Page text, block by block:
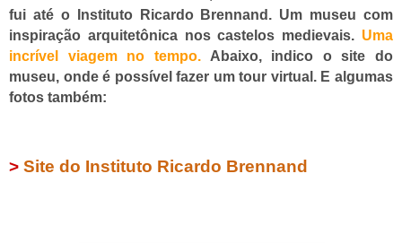
fui até o Instituto Ricardo Brennand. Um museu com
inspiração arquitetônica nos castelos medievais. Uma
incrível viagem no tempo.Abaixo, indico o site do
museu, onde é possível fazer um tour virtual. E algumas
fotos também:
> Site do Instituto Ricardo Brennand